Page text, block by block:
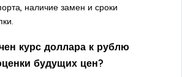
наличие замен и сроки
курс доллара к рублю
будущих цен?